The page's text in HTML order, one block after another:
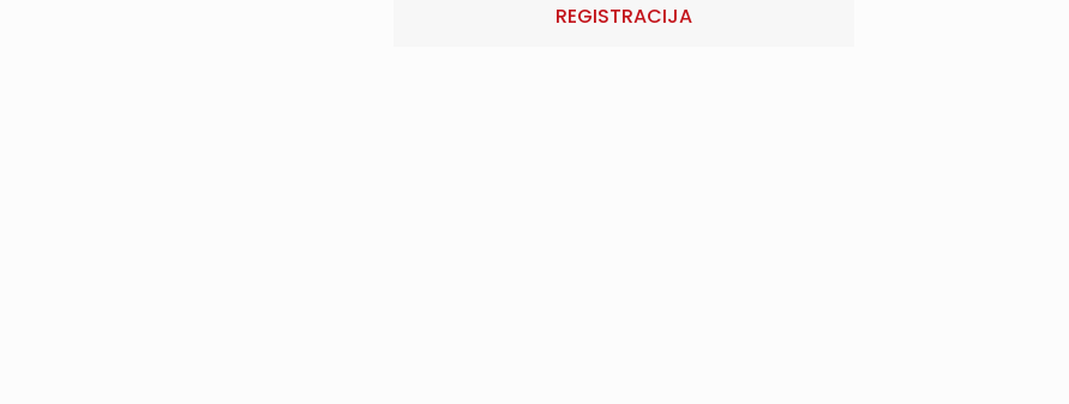
REGISTRACIJA